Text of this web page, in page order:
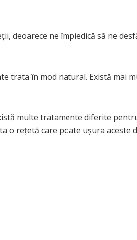
deoarece ne împiedică să ne
trata în mod natural. Există mai
multe tratamente diferite
o rețetă care poate ușura aceste